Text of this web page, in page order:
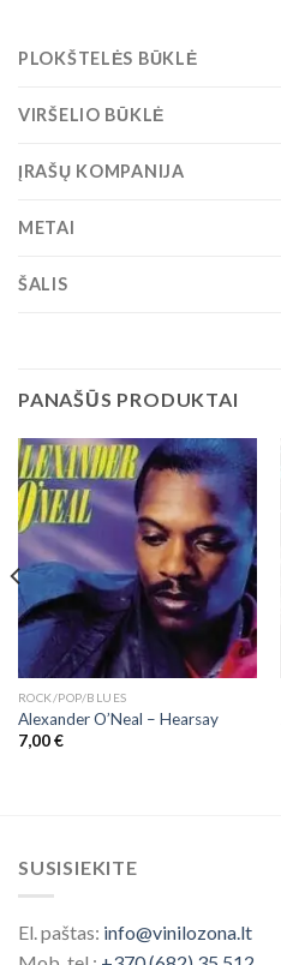
PLOKŠTELĖS BŪKLĖ
VIRŠELIO BŪKLĖ
ĮRAŠŲ KOMPANIJA
METAI
ŠALIS
PANAŠŪS PRODUKTAI
ROCK/POP/BLUES
Alexander O’Neal – Hearsay
7,00€
SUSISIEKITE
El. paštas: info@vinilozona.lt